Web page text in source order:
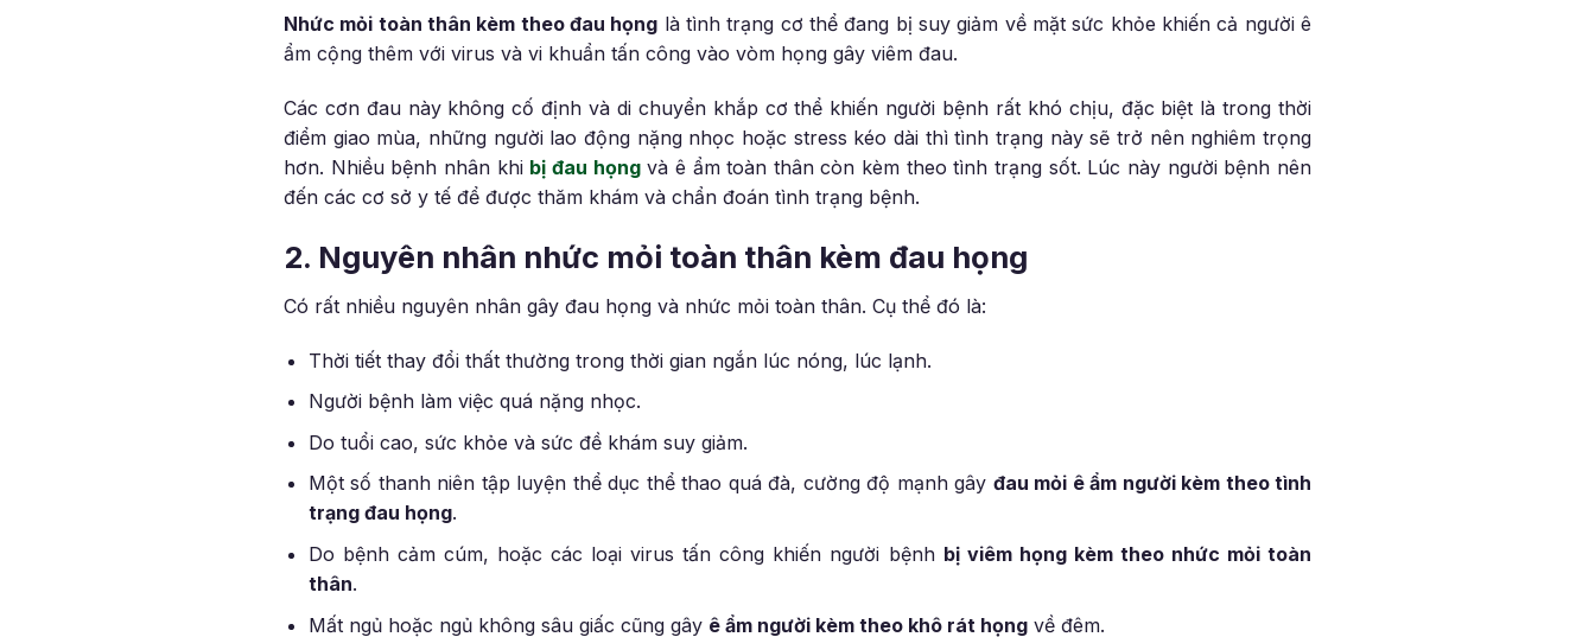
Nhức mỏi toàn thân kèm theo đau họng là tình trạng cơ thể đang bị suy giảm về mặt sức khỏe khiến cả người ê
ẩm cộng thêm với virus và vi khuẩn tấn công vào vòm họng gây viêm đau.
Các cơn đau này không cố định và di chuyển khắp cơ thể khiến người bệnh rất khó chịu, đặc biệt là trong thời
điểm giao mùa, những người lao động nặng nhọc hoặc stress kéo dài thì tình trạng này sẽ trở nên nghiêm trọng
hơn. Nhiều bệnh nhân khi bị đau họngvà ê ẩm toàn thân còn kèm theo tình trạng sốt. Lúc này người bệnh nên
đến các cơ sở y tế để được thăm khám và chẩn đoán tình trạng bệnh.
2. Nguyên nhân nhức mỏi toàn thân kèm đau họng
Có rất nhiều nguyên nhân gây đau họng và nhức mỏi toàn thân. Cụ thể đó là:
Thời tiết thay đổi thất thường trong thời gian ngắn lúc nóng, lúc lạnh.
Người bệnh làm việc quá nặng nhọc.
Do tuổi cao, sức khỏe và sức đề khám suy giảm.
Một số thanh niên tập luyện thể dục thể thao quá đà, cường độ mạnh gây đau mỏi ê ẩm người kèm theo tình
trạng đau họng.
Do bệnh cảm cúm, hoặc các loại virus tấn công khiến người bệnh bị viêm họng kèm theo nhức mỏi toàn
thân.
Mất ngủ hoặc ngủ không sâu giấc cũng gây ê ẩm người kèm theo khô rát họngvề đêm.